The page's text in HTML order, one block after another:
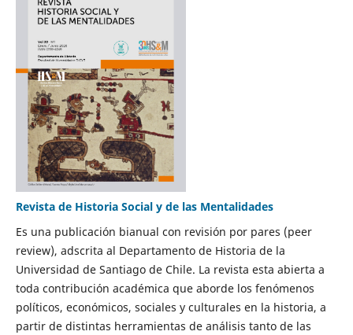
Revista de Historia Social y de las Mentalidades
Es una publicación bianual con revisión por pares (peer
review), adscrita al Departamento de Historia de la
Universidad de Santiago de Chile. La revista esta abierta a
toda contribución académica que aborde los fenómenos
políticos, económicos, sociales y culturales en la historia, a
partir de distintas herramientas de análisis tanto de las